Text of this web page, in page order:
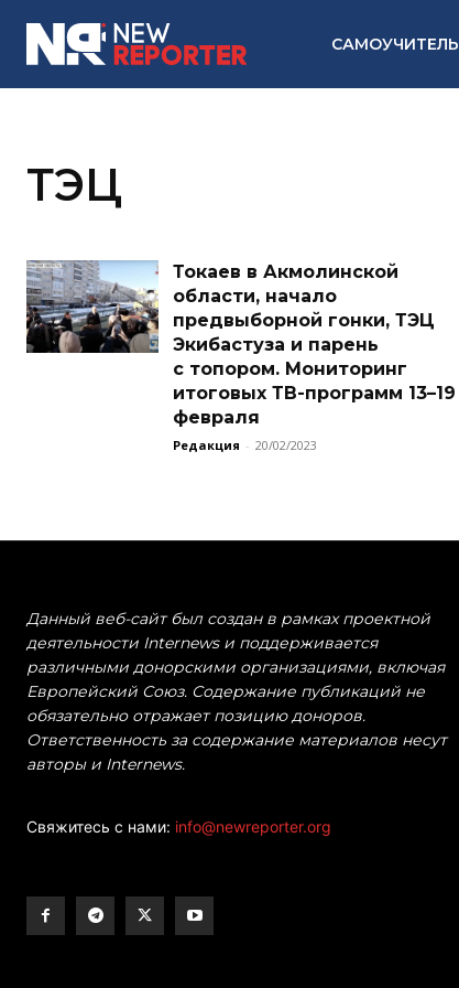
САМОУЧИТЕЛЬ
ТЭЦ
Токаев в Акмолинской
области, начало
предвыборной гонки, ТЭЦ
Экибастуза и парень
с топором. Мониторинг
итоговых ТВ-программ 13–19
февраля
Редакция - 20/02/2023
Данный веб-сайт был создан в рамках проектной
деятельности Internews и поддерживается
различными донорскими организациями, включая
Европейский Союз. Содержание публикаций не
обязательно отражает позицию доноров.
Ответственность за содержание материалов несут
авторы и Internews.
Свяжитесь с нами: info@newreporter.org